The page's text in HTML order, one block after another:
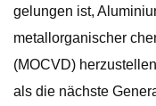
gelungen ist,
metallorganischer
(MOCVD)
als die nächste